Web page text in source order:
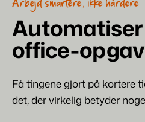
Generer leads til at sælge dine
BEX Linguist
Hils på gæsterne på deres eget
Marketing
Bookingeksperter sætter
gæstfrihed.
Gijs Meerdink
Om os
Customer Success Team
Få svar på dine spørgsmål
Job / Karriere
Find dit nye drømmejob!
Arbejd smartere, ikke hårdere
office-
Få tingene gjort på kortere
det, der virkelig betyder